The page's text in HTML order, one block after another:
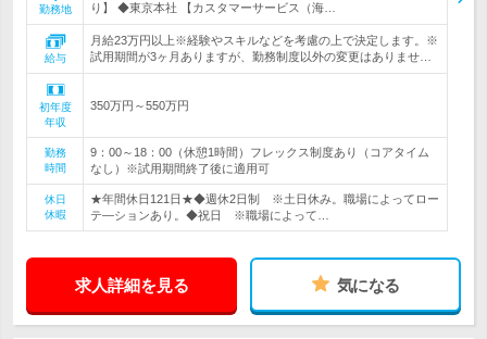
勤務地
り】 ◆東京本社 【カスタマーサービス（海…
給与
月給23万円以上※経験やスキルなどを考慮の上で決定します。※
試用期間が3ヶ月ありますが、勤務制度以外の変更はありませ…
初年度
年収
350万円～550万円
勤務
時間
9：00～18：00（休憩1時間）フレックス制度あり（コアタイム
なし）※試用期間終了後に適用可
休日
休暇
★年間休日121日★◆週休2日制 ※土日休み。職場によってロー
テ―ションあり。◆祝日 ※職場によって…
求人詳細を見る 気になる